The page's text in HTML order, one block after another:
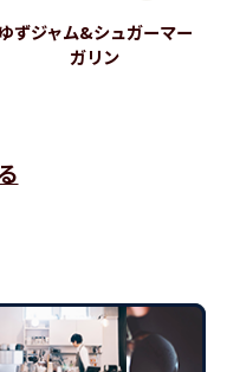
ゆずジャム&シュガーマー
ガリン